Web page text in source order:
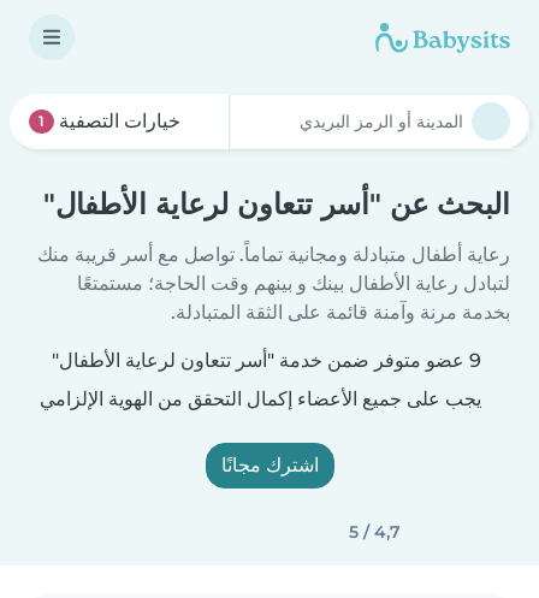
خيارات التصفية 1
البحث عن "أسر تتعاون لرعاية الأطفال"
رعاية أطفال متبادلة ومجانية تماماً. تواصل مع أسر قريبة منك
لتبادل رعاية الأطفال بينك و بينهم وقت الحاجة؛ مستمتعًا
بخدمة مرنة وآمنة قائمة على الثقة المتبادلة.
9 عضو متوفر ضمن خدمة "أسر تتعاون لرعاية الأطفال"
يجب على جميع الأعضاء إكمال التحقق من الهوية الإلزامي
اشترك مجانًا
4,7 / 5